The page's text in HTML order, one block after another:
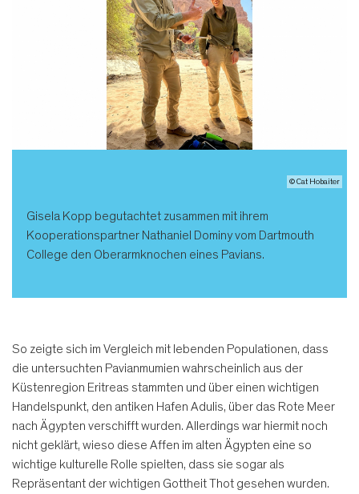
© Cat Hobaiter
Gisela Kopp begutachtet zusammen mit ihrem
Kooperationspartner Nathaniel Dominy vom Dartmouth
College den Oberarmknochen eines Pavians.
So zeigte sich im Vergleich mit lebenden Populationen, dass
die untersuchten Pavianmumien wahrscheinlich aus der
Küstenregion Eritreas stammten und über einen wichtigen
Handelspunkt, den antiken Hafen Adulis, über das Rote Meer
nach Ägypten verschifft wurden. Allerdings war hiermit noch
nicht geklärt, wieso diese Affen im alten Ägypten eine so
wichtige kulturelle Rolle spielten, dass sie sogar als
Repräsentant der wichtigen Gottheit Thot gesehen wurden.